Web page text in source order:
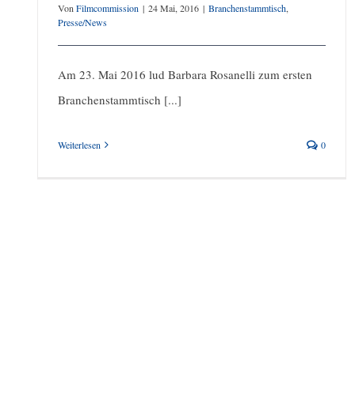
Von Filmcommission | 24 Mai, 2016 | Branchenstammtisch,
Presse/News
Am 23. Mai 2016 lud Barbara Rosanelli zum ersten
Branchenstammtisch [...]
Weiterlesen 0